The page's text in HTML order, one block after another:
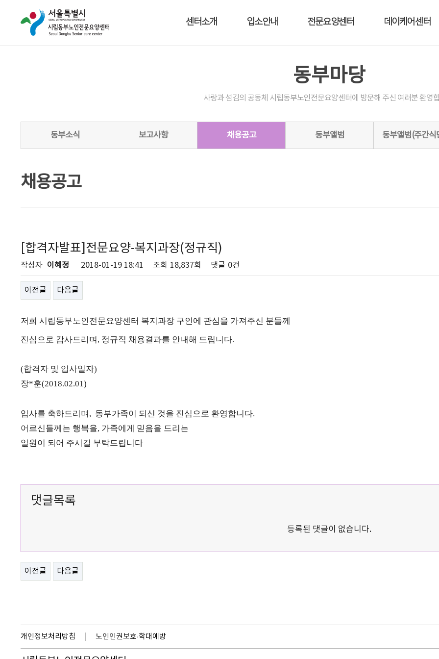
센터소개 입소안내 전문요양센터 데이케어센터
동부마당
사랑과 섬김의 공동체 시립동부노인전문요양센터에 방문해 주신 여러분 환영
동부소식 보고사항 채용공고 동부앨범 동부앨범(주간식
채용공고
[합격자발표]전문요양-복지과장(정규직)
작성자 이혜정 2018-01-19 18:41 조회 18,837회 댓글 0건
이전글 다음글
저희 시립동부노인전문요양센터 복지과장 구인에 관심을 가져주신 분들께
진심으로 감사드리며, 정규직 채용결과를 안내해 드립니다.
(합격자 및 입사일자)
장*훈(2018.02.01)
입사를 축하드리며, 동부가족이 되신 것을 진심으로 환영합니다.
어르신들께는 행복을, 가족에게 믿음을 드리는
일원이 되어 주시길 부탁드립니다
댓글목록
등록된 댓글이 없습니다.
이전글 다음글
개인정보처리방침 노인인권보호·학대예방